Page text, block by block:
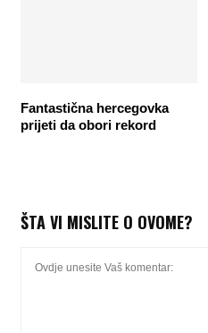
Fantastična hercegovka
prijeti da obori rekord
ŠTA VI MISLITE O OVOME?